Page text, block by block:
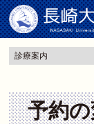
診療案内
予約